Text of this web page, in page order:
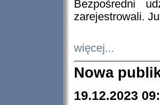
Bezpośredni
zarejestrowali.
więcej...
Nowa
19.12.2023